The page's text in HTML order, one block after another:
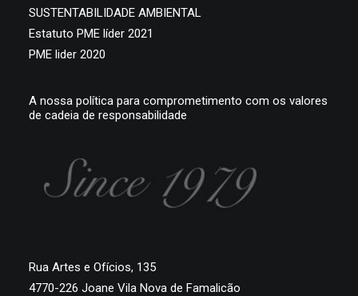
SUSTENTABILIDADE AMBIENTAL
Estatuto PME líder 2021
PME lider 2020
A nossa política para comprometimento com os valores
de cadeia de responsabilidade
Rua Artes e Ofícios, 135
4770-226 Joane Vila Nova de Famalicão